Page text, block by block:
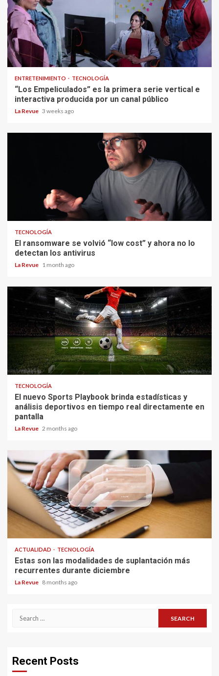
ENTRETENIMIENTO TECNOLOGÍA
“Los Empeliculados” es la primera serie vertical e
interactiva producida por un canal público
La Revue 3 weeks ago
TECNOLOGÍA
El ransomware se volvió “low cost” y ahora no lo
detectan los antivirus
La Revue 1 month ago
TECNOLOGÍA
El nuevo Sports Playbook brinda estadísticas y
análisis deportivos en tiempo real directamente en
pantalla
La Revue 2 months ago
ACTUALIDAD TECNOLOGÍA
Estas son las modalidades de suplantación más
recurrentes durante diciembre
La Revue 8 months ago
Search
Recent Posts